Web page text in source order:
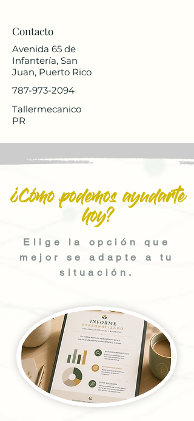
Contacto
Avenida 65 de
Infantería, San
Juan, Puerto Rico
787-973-2094
Tallermecanico
PR
¿Cómo podemos ayudarte
hoy?
Elige la opción que
mejor se adapte a tu
situación.